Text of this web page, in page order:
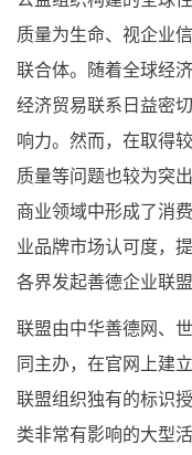
质量为生命、视企业
联合体。随着全球经
经济贸易联系日益密
响力。然而，在取得
质量等问题也较为突
商业领域中形成了消
业品牌市场认可度，
各界发起善德企业联盟
联盟由中华善德网、
同主办，在官网上建
联盟组织独有的标识
类非常有影响的大型